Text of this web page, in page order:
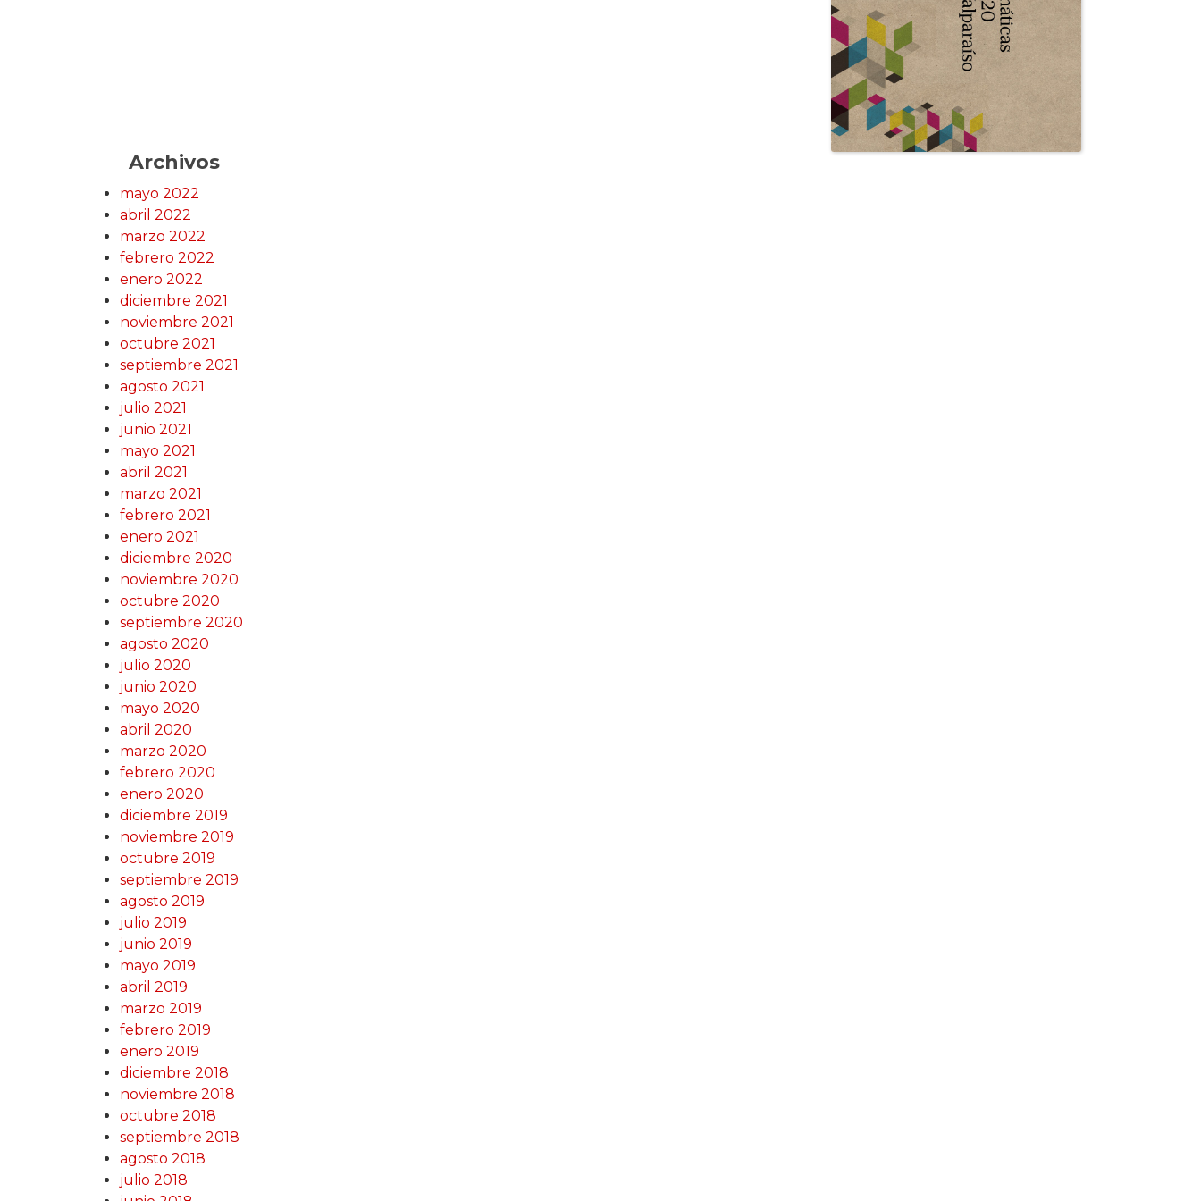
Archivos
mayo 2022
abril 2022
marzo 2022
febrero 2022
enero 2022
diciembre 2021
noviembre 2021
octubre 2021
septiembre 2021
agosto 2021
julio 2021
junio 2021
mayo 2021
abril 2021
marzo 2021
febrero 2021
enero 2021
diciembre 2020
noviembre 2020
octubre 2020
septiembre 2020
agosto 2020
julio 2020
junio 2020
mayo 2020
abril 2020
marzo 2020
febrero 2020
enero 2020
diciembre 2019
noviembre 2019
octubre 2019
septiembre 2019
agosto 2019
julio 2019
junio 2019
mayo 2019
abril 2019
marzo 2019
febrero 2019
enero 2019
diciembre 2018
noviembre 2018
octubre 2018
septiembre 2018
agosto 2018
julio 2018